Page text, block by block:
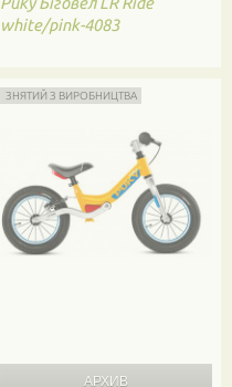
white/pink-4083
ЗНЯТИЙ З ВИРОБНИЦТВА